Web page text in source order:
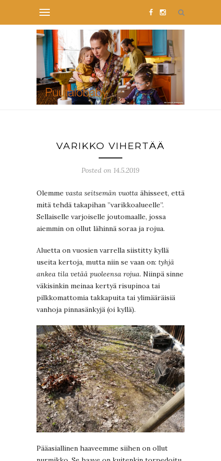
VARIKKO VIHERTÄÄ
Posted on 14.5.2019
Olemme vasta seitsemän vuotta ähisseet, että
mitä tehdä takapihan ”varikkoalueelle”.
Sellaiselle varjoiselle joutomaalle, jossa
aiemmin on ollut lähinnä soraa ja rojua.
Aluetta on vuosien varrella siistitty kyllä
useita kertoja, mutta niin se vaan on: tyhjä
ankea tila vetää puoleensa rojua. Niinpä sinne
väkisinkin meinaa kertyä risupinoa tai
pilkkomattomia takkapuita tai ylimääräisiä
vanhoja pinnasänkyjä (oi kyllä).
Pääasiallinen haaveemme siihen on ollut